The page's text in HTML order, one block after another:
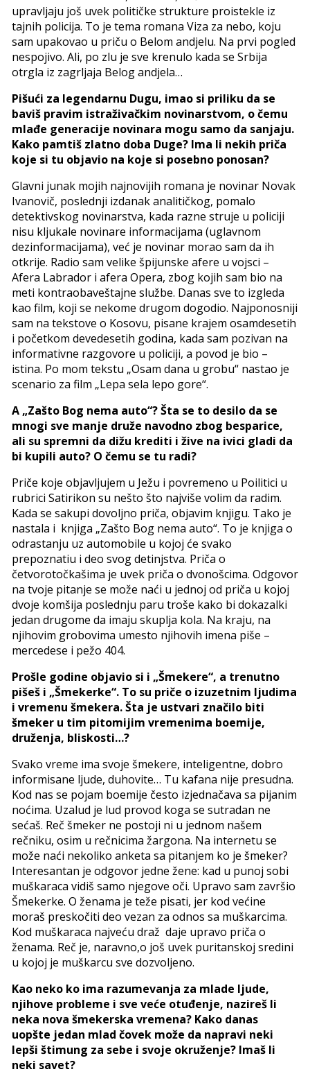
upravljaju još uvek političke strukture proistekle iz
tajnih policija. To je tema romana Viza za nebo, koju
sam upakovao u priču o Belom andjelu. Na prvi pogled
nespojivo. Ali, po zlu je sve krenulo kada se Srbija
otrgla iz zagrljaja Belog andjela…
Pišući za legendarnu Dugu, imao si priliku da se
baviš pravim istraživačkim novinarstvom, o čemu
mlađe generacije novinara mogu samo da sanjaju.
Kako pamtiš zlatno doba Duge? Ima li nekih priča
koje si tu objavio na koje si posebno ponosan?
Glavni junak mojih najnovijih romana je novinar Novak
Ivanovič, poslednji izdanak analitičkog, pomalo
detektivskog novinarstva, kada razne struje u policiji
nisu kljukale novinare informacijama (uglavnom
dezinformacijama), već je novinar morao sam da ih
otkrije. Radio sam velike špijunske afere u vojsci –
Afera Labrador i afera Opera, zbog kojih sam bio na
meti kontraobaveštajne službe. Danas sve to izgleda
kao film, koji se nekome drugom dogodio. Najponosniji
sam na tekstove o Kosovu, pisane krajem osamdesetih
i početkom devedesetih godina, kada sam pozivan na
informativne razgovore u policiji, a povod je bio –
istina. Po mom tekstu „Osam dana u grobu“ nastao je
scenario za film „Lepa sela lepo gore“.
A „Zašto Bog nema auto“? Šta se to desilo da se
mnogi sve manje druže navodno zbog besparice,
ali su spremni da dižu krediti i žive na ivici gladi da
bi kupili auto? O čemu se tu radi?
Priče koje objavljujem u Ježu i povremeno u Poilitici u
rubrici Satirikon su nešto što najviše volim da radim.
Kada se sakupi dovoljno priča, objavim knjigu. Tako je
nastala i knjiga „Zašto Bog nema auto“. To je knjiga o
odrastanju uz automobile u kojoj će svako
prepoznatiu i deo svog detinjstva. Priča o
četvorotočkašima je uvek priča o dvonošcima. Odgovor
na tvoje pitanje se može naći u jednoj od priča u kojoj
dvoje komšija poslednju paru troše kako bi dokazalki
jedan drugome da imaju skuplja kola. Na kraju, na
njihovim grobovima umesto njihovih imena piše –
mercedese i pežo 404.
Prošle godine objavio si i „Šmekere“, a trenutno
pišeš i „Šmekerke“. To su priče o izuzetnim ljudima
i vremenu šmekera. Šta je ustvari značilo biti
šmeker u tim pitomijim vremenima boemije,
druženja, bliskosti…?
Svako vreme ima svoje šmekere, inteligentne, dobro
informisane ljude, duhovite… Tu kafana nije presudna.
Kod nas se pojam boemije često izjednačava sa pijanim
noćima. Uzalud je lud provod koga se sutradan ne
sećaš. Reč šmeker ne postoji ni u jednom našem
rečniku, osim u rečnicima žargona. Na internetu se
može naći nekoliko anketa sa pitanjem ko je šmeker?
Interesantan je odgovor jedne žene: kad u punoj sobi
muškaraca vidiš samo njegove oči. Upravo sam završio
Šmekerke. O ženama je teže pisati, jer kod većine
moraš preskočiti deo vezan za odnos sa muškarcima.
Kod muškaraca najveću draž daje upravo priča o
ženama. Reč je, naravno,o još uvek puritanskoj sredini
u kojoj je muškarcu sve dozvoljeno.
Kao neko ko ima razumevanja za mlade ljude,
njihove probleme i sve veće otuđenje, nazireš li
neka nova šmekerska vremena? Kako danas
uopšte jedan mlad čovek može da napravi neki
lepši štimung za sebe i svoje okruženje? Imaš li
neki savet?